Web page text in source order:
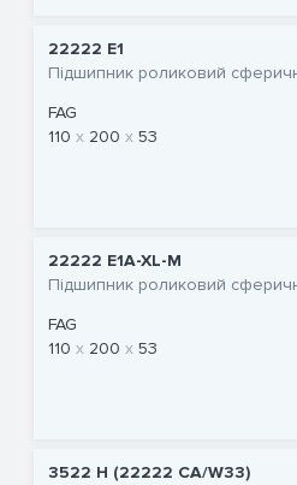
22222 E1
Підшипник роликовий
FAG
110
200 53
22222 E1A-XL-M
Підшипник роликовий
FAG
110
200 53
3522 Н (22222 CA/W33)